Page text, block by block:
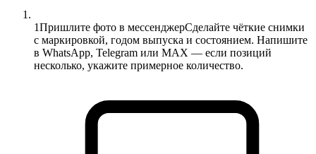
1Пришлите фото в мессенджерСделайте чёткие снимки
с маркировкой, годом выпуска и состоянием. Напишите
в WhatsApp, Telegram или MAX — если позиций
несколько, укажите примерное количество.